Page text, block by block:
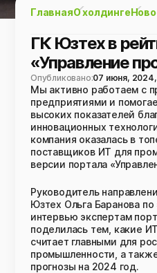
ГлавнаяО холдинге
ГК Юзтех в
«Управление
Опубликовано:07 июня,
Мы активно работаем с
предприятиями и
высоких показателей
инновационных
компания оказалась в
поставщиков ИТ для
версии портала
Руководитель
Юзтех Ольга Баранова
интервью экспертам
поделилась тем, какие
считает главными для
промышленности, а
прогнозы на 2024 год.